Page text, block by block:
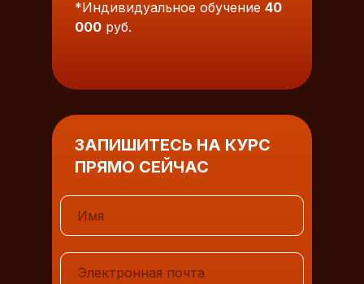
ЗАПИШИТЕСЬ НА КУРС
ПРЯМО СЕЙЧАС
*Индивидуальное обучение 40
000 руб.